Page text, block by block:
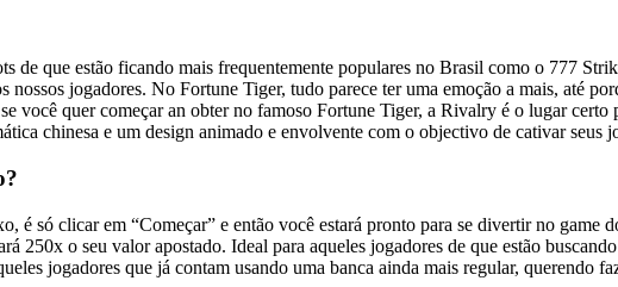
de que estão ficando mais frequentemente populares no Brasil como o 777
jogadores. No Fortune Tiger, tudo parece ter uma emoção a mais, até
você quer começar an obter no famoso Fortune Tiger, a Rivalry é o lugar
chinesa e um design animado e envolvente com o objectivo de cativar seus
é só clicar em “Começar” e então você estará pronto para se divertir no
250x o seu valor apostado. Ideal para aqueles jogadores de que estão
jogadores que já contam usando uma banca ainda mais regular, querendo